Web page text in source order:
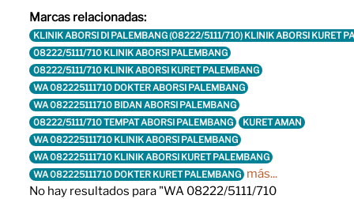
Marcas relacionadas:
KLINIK ABORSI DI PALEMBANG (08222/5111/710) KLINIK ABORSI KURET
08222/5111/710 KLINIK ABORSI PALEMBANG
08222/5111/710 KLINIK ABORSI KURET PALEMBANG
WA 082225111710 DOKTER ABORSI PALEMBANG
WA 082225111710 BIDAN ABORSI PALEMBANG
08222/5111/710 TEMPAT ABORSI PALEMBANG
KURET AMAN
WA 082225111710 KLINIK ABORSI PALEMBANG
WA 082225111710 KLINIK ABORSI KURET PALEMBANG
WA 082225111710 DOKTER KURET PALEMBANG más...
No hay resultados para "WA 08222/5111/710